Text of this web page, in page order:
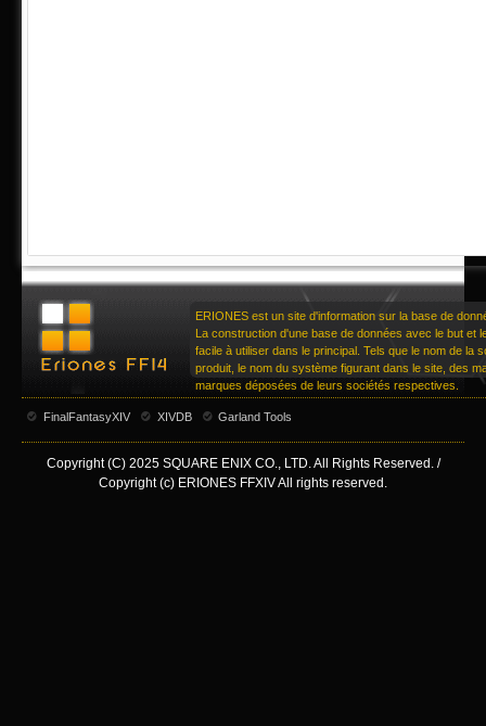
ERIONES est un site d'information sur la base de
La construction d'une base de données avec le but et
facile à utiliser dans le principal. Tels que le nom de la
produit, le nom du système figurant dans le site, des
marques déposées de leurs sociétés respectives.
FinalFantasyXIV XIVDB Garland Tools
Copyright (C) 2025 SQUARE ENIX CO., LTD. All Rights Reserved. /
Copyright (c) ERIONES FFXIV All rights reserved.